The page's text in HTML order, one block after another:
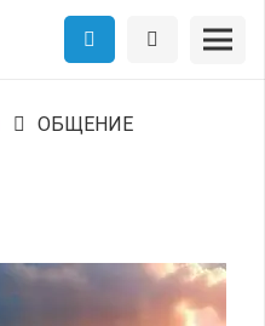
ОБЩЕНИЕ